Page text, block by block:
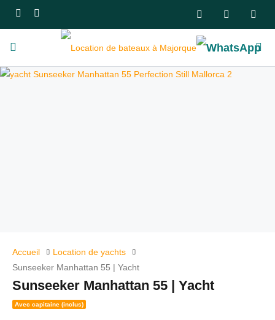
Accueil
Location de yachts
Sunseeker Manhattan 55 | Yacht
Sunseeker Manhattan 55 | Yacht
Avec capitaine (inclus)